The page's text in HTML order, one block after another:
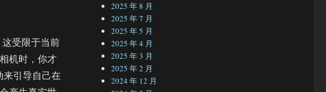
受限于当前
机时，你才
引导自己在
2025 年 8 月
2025 年 7 月
2025 年 5 月
2025 年 4 月
2025 年 3 月
2025 年 2 月
2024 年 12 月